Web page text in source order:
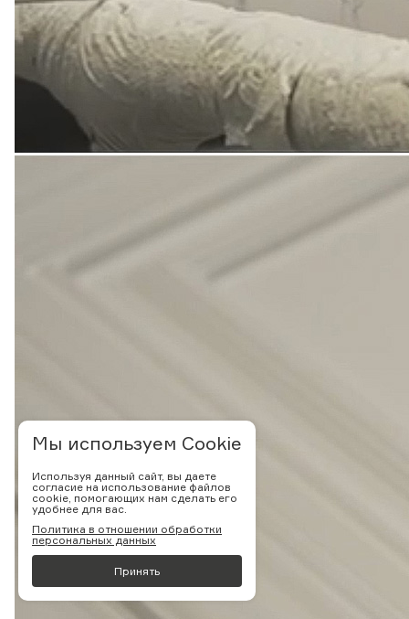
Мы используем Cookie
Используя данный сайт, вы даете
согласие на использование файлов
cookie, помогающих нам сделать его
удобнее для вас.
Политика в отношении обработки
персональных данных
Принять